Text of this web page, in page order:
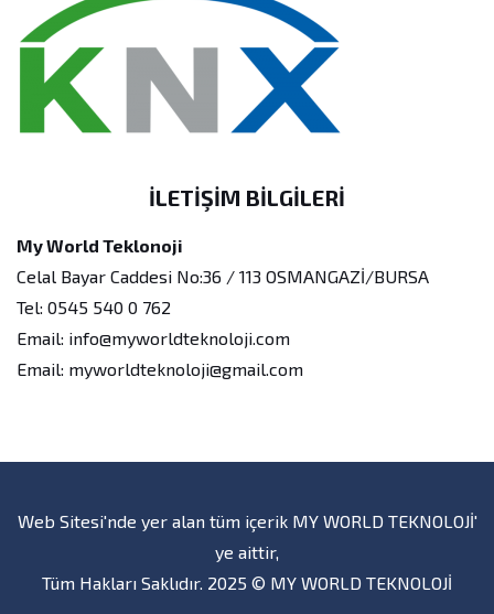
İLETIŞIM BILGILERI
My World Teklonoji
Celal Bayar Caddesi No:36 / 113 OSMANGAZİ/BURSA
Tel: 0545 540 0 762
Email: info@myworldteknoloji.com
Email: myworldteknoloji@gmail.com
Web Sitesi'nde yer alan tüm içerik MY WORLD TEKNOLOJİ'
ye aittir,
Tüm Hakları Saklıdır. 2025 © MY WORLD TEKNOLOJİ